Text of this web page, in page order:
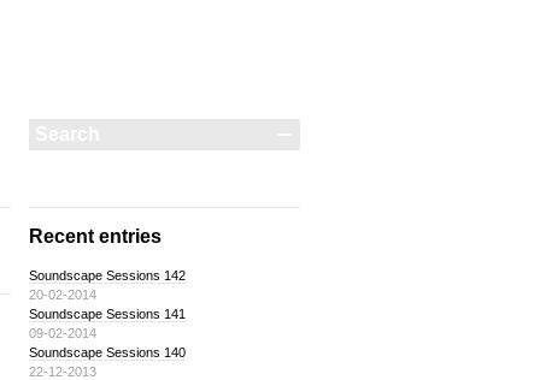
Recent entries
Soundscape Sessions 142
20-02-2014
Soundscape Sessions 141
09-02-2014
Soundscape Sessions 140
22-12-2013